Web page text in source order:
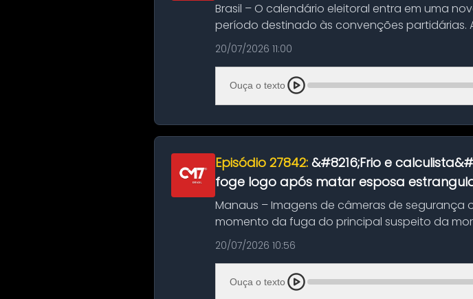
Brasil – O calendário eleitoral entra em uma
período destinado às convenções
oficializa...
20/07/2026 11:00
Ouça o texto
Episódio 27842: &#8216;Frio e
foge logo após matar esposa
Manaus – Imagens de câmeras de
momento da fuga do principal suspeito da
noite deste último d...
20/07/2026 10:56
Ouça o texto